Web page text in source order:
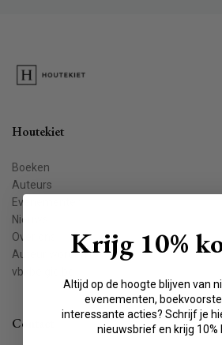
Houtekiet
Boeken
Auteurs
Evenementen
Nieuws
Over ons
Auteur worden
vbkbelgie.be
Contact
Krijg 10%
Altijd op de hoogte blijven van
evenementen,
interessante acties? Schrijf je
nieuwsbrief en krijg 10%